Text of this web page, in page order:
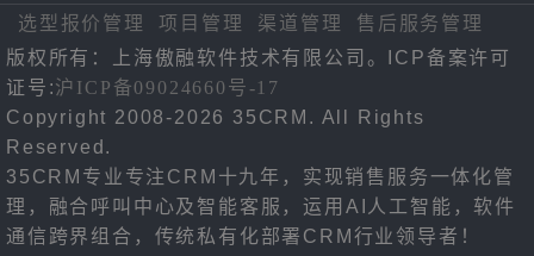
选型报价管理 项目管理 渠道管理
售后服务管理
版权所有：上海傲融软件技术有限公司。ICP备案许可
证号:沪ICP备09024660号-17
Copyright 2008-2026 35CRM. All Rights
Reserved.
35CRM专业专注CRM十九年，实现销售服务一体化管
理，融合呼叫中心及智能客服，运用AI人工智能，软件
通信跨界组合，传统私有化部署CRM行业领导者！